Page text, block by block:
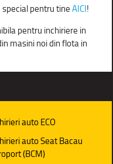
special pentru tineAICI!
pentru inchiriere in
masini noi din flota in
auto ECO
auto Seat Bacau
(BCM)